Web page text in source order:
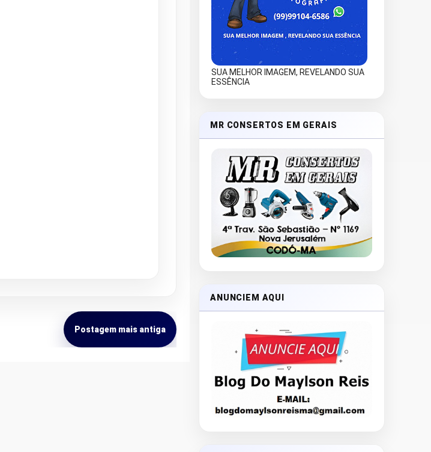
Postagem mais antiga
SUA MELHOR IMAGEM, REVELANDO SUA
ESSÊNCIA
MR CONSERTOS EM GERAIS
ANUNCIEM AQUI